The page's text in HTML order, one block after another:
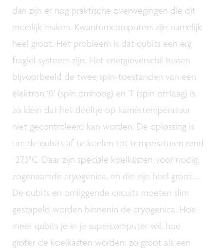
dan zijn er nog praktische overwegingen die dit
moeilijk maken. Kwantumcomputers zijn namelijk
heel groot. Het probleem is dat qubits een erg
fragiel systeem zijn. Het energieverschil tussen
bijvoorbeeld de twee spin-toestanden van een
elektron ‘0’ (spin omhoog) en ‘1’ (spin omlaag) is
zo klein dat het deeltje op kamertemperatuur
niet gecontroleerd kan worden. De oplossing is
om de qubits af te koelen tot temperaturen rond
-273°C. Daar zijn speciale koelkasten voor nodig,
zogenaamde cryogenica, en die zijn heel groot….
De qubits en omliggende circuits moeten slim
gestapeld worden binnenin de cryogenica. Hoe
meer qubits je in je supercomputer wil, hoe
groter de koelkasten worden: zo groot als een